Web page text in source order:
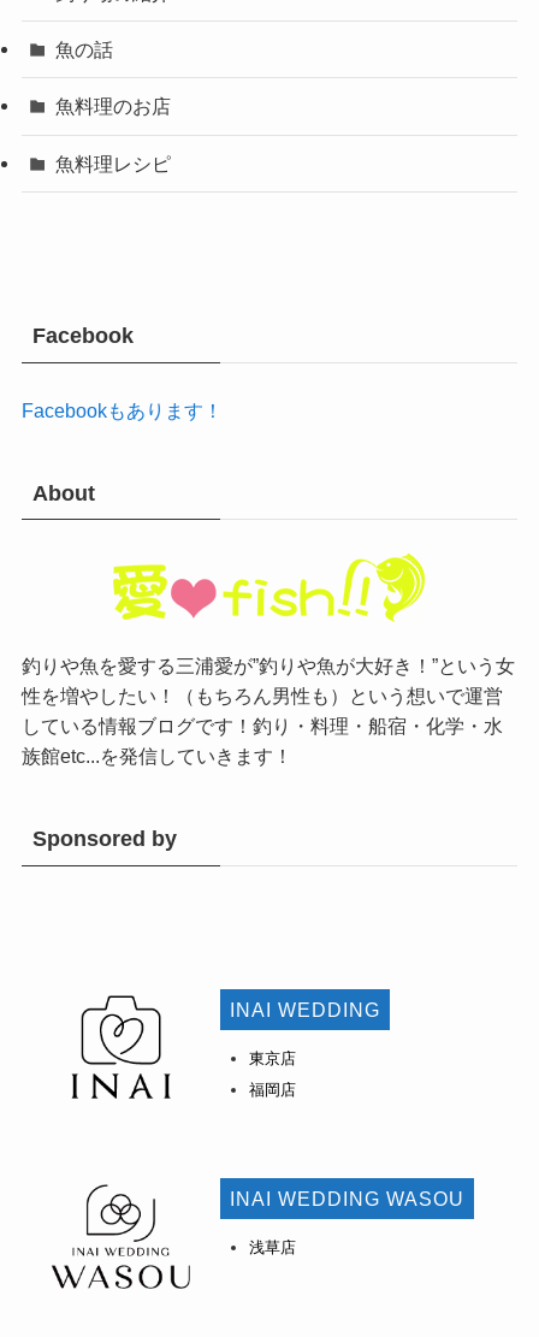
魚の話
魚料理のお店
魚料理レシピ
Facebook
Facebookもあります！
About
釣りや魚を愛する三浦愛が”釣りや魚が大好き！”という女
性を増やしたい！（もちろん男性も）という想いで運営
している情報ブログです！釣り・料理・船宿・化学・水
族館etc...を発信していきます！
Sponsored by
INAI WEDDING
東京店
福岡店
INAI WEDDING WASOU
浅草店